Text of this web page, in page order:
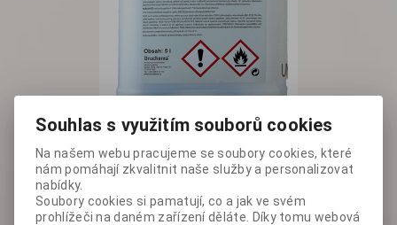
Souhlas s využitím souborů cookies
Na našem webu pracujeme se soubory cookies, které
nám pomáhají zkvalitnit naše služby a personalizovat
nabídky.
Soubory cookies si pamatují, co a jak ve svém
prohlížeči na daném zařízení děláte. Díky tomu webová